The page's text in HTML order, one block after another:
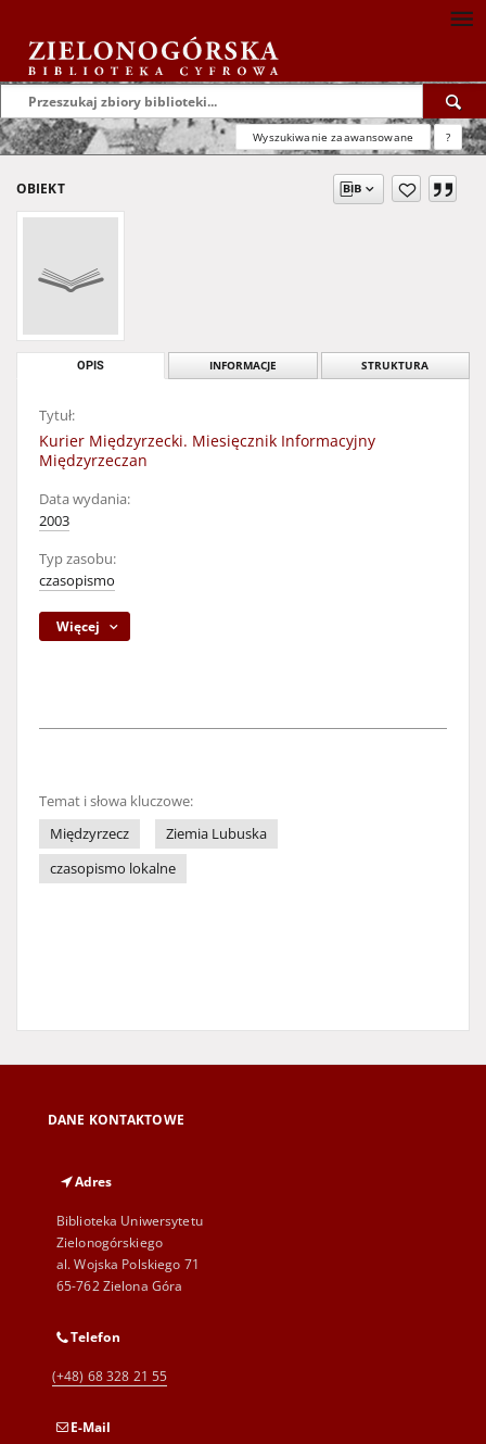
Wyszukiwanie zaawansowane ?
OBIEKT
OPIS INFORMACJE STRUKTURA
Tytuł:
Kurier Międzyrzecki. Miesięcznik Informacyjny
Międzyrzeczan
Data wydania:
2003
Typ zasobu:
czasopismo
Więcej
Temat i słowa kluczowe:
Międzyrzecz
Ziemia Lubuska
czasopismo lokalne
DANE KONTAKTOWE
Adres
Biblioteka Uniwersytetu
Zielonogórskiego
al. Wojska Polskiego 71
65-762 Zielona Góra
Telefon
(+48) 68 328 21 55
E-Mail